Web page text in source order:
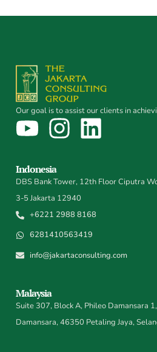
Our goal is to assist our clients in
Indonesia
DBS Bank Tower, 12th Floor Ciputra
3-5 Jakarta 12940
+6221 2988 8168
6281410563419
info@jakartaconsulting.com
Malaysia
Suite 307, Block A, Phileo Damansara
Damansara, 46350 Petaling Jaya,